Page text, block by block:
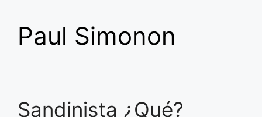
Paul Simonon
Sandinista ¿Qué?